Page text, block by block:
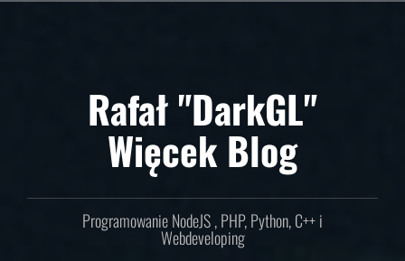
Rafał "DarkGL"
Więcek Blog
Programowanie NodeJS , PHP, Python, C++ i
Webdeveloping